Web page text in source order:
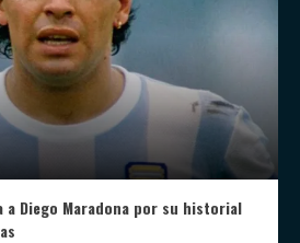
a Diego Maradona por su historial